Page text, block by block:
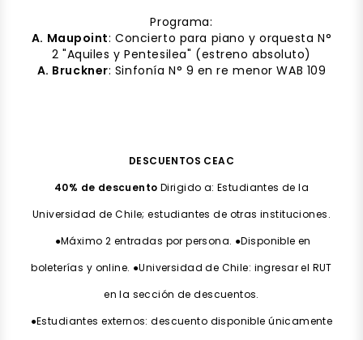
Programa:
A. Maupoint: Concierto para piano y orquesta N°
2 "Aquiles y Pentesilea" (estreno absoluto)
A. Bruckner: Sinfonía N° 9 en re menor WAB 109
DESCUENTOS CEAC
40% de descuento Dirigido a: Estudiantes de la
Universidad de Chile; estudiantes de otras instituciones.
●Máximo 2 entradas por persona. ●Disponible en
boleterías y online. ●Universidad de Chile: ingresar el RUT
en la sección de descuentos.
●Estudiantes externos: descuento disponible únicamente